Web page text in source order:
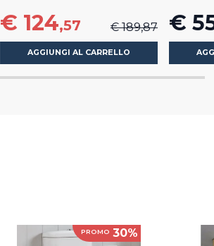
€ 124,57 € 189,87
AGGIUNGI AL CARRELLO
€
PROMO 30%